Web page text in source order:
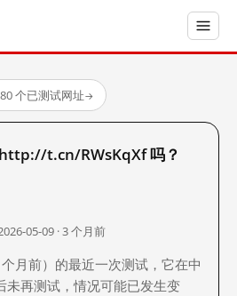
个已测试网址→
t.cn/RWsKqXf 吗？
05-09 · 3 个月前
月前）的最近一次测试，它在中
未再测试，情况可能已发生变